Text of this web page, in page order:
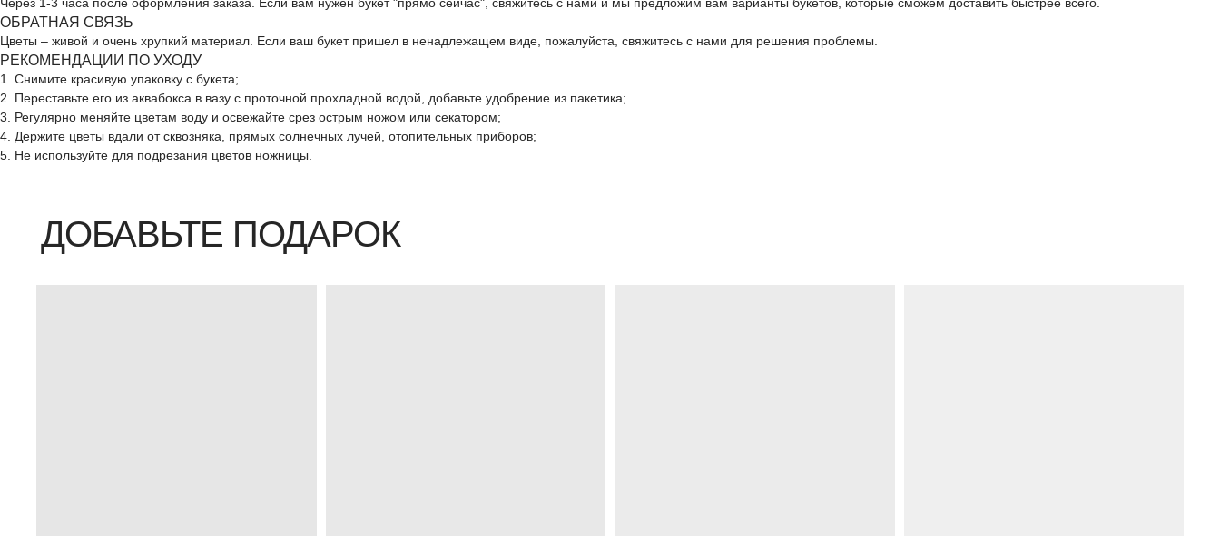
ОБРАТНАЯ СВЯЗЬ
Цветы – живой и очень хрупкий материал. Если ваш букет пришел в ненадлежащем виде, пожалуйста, свяжитесь с нами для решения проблемы.
РЕКОМЕНДАЦИИ ПО УХОДУ
1. Снимите красивую упаковку с букета;
2. Переставьте его из аквабокса в вазу с проточной прохладной водой, добавьте удобрение из пакетика;
3. Регулярно меняйте цветам воду и освежайте срез острым ножом или секатором;
4. Держите цветы вдали от сквозняка, прямых солнечных лучей, отопительных приборов;
5. Не используйте для подрезания цветов ножницы.
ДОБАВЬТЕ ПОДАРОК